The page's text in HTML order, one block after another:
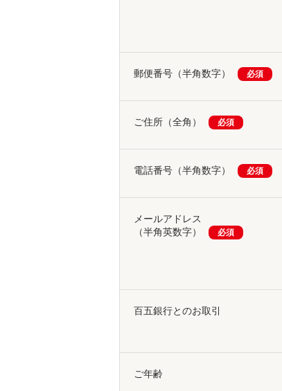
郵便番号（半角数字） 必須
ご住所（全角） 必須
電話番号（半角数字） 必須
メールアドレス
（半角英数字）
必須
百五銀行とのお取引
ご年齢